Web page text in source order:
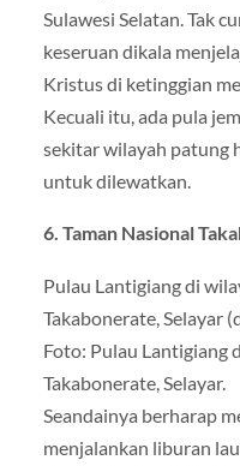
Sulawesi Selatan. Tak
keseruan dikala
Kristus di ketinggian
Kecuali itu, ada pula
sekitar wilayah patung
untuk dilewatkan.
6. Taman Nasional
Pulau Lantigiang di
Takabonerate, Selayar
Foto: Pulau Lantigiang
Takabonerate, Selayar.
Seandainya berharap
menjalankan liburan